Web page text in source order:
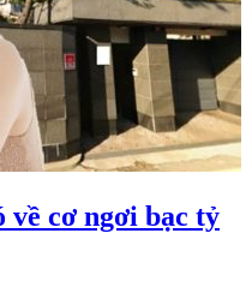
về cơ ngơi bạc tỷ